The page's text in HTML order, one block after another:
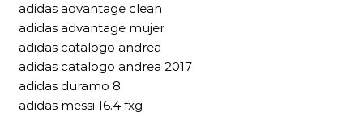
adidas advantage clean
adidas advantage mujer
adidas catalogo andrea
adidas catalogo andrea 2017
adidas duramo 8
adidas messi 16.4 fxg